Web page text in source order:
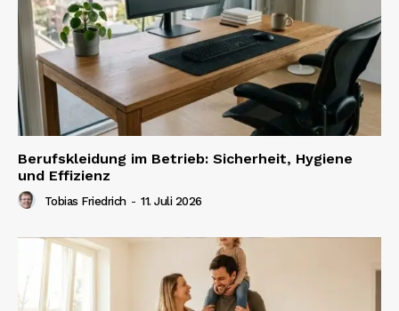
Berufskleidung im Betrieb: Sicherheit, Hygiene
und Effizienz
Tobias Friedrich - 11. Juli 2026